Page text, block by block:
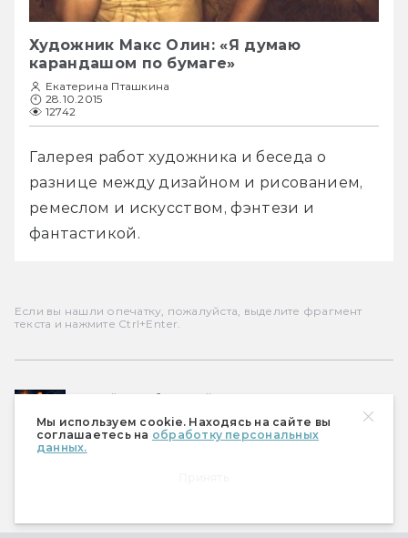
Мы используем cookie. Находясь на сайте вы
соглашаетесь на обработку персональных
данных.
Художник Макс Олин: «Я думаю
карандашом по бумаге»
Екатерина Пташкина
28.10.2015
12742
Галерея работ художника и беседа о
разнице между дизайном и рисованием,
ремеслом и искусством, фэнтези и
фантастикой.
Если вы нашли опечатку, пожалуйста, выделите фрагмент
текста и нажмите Ctrl+Enter.
Сергей Серебрянский,
Главный редактор «Мира фантастики»,
читатель журнала с первого номера.